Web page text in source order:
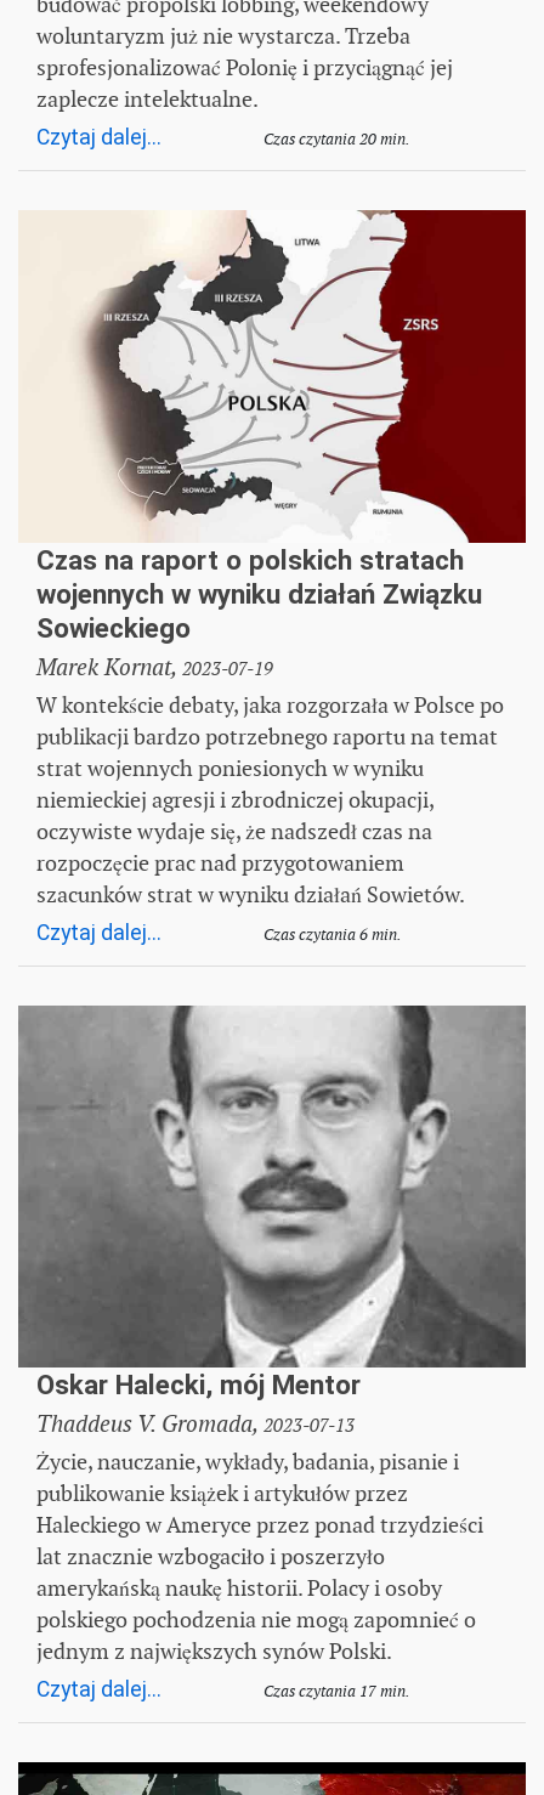
woluntaryzm już nie wystarcza. Trzeba
sprofesjonalizować Polonię i przyciągnąć jej
zaplecze intelektualne.
Czytaj dalej... Czas czytania 20 min.
Czas na raport o polskich stratach
wojennych w wyniku działań Związku
Sowieckiego
Marek Kornat, 2023-07-19
W kontekście debaty, jaka rozgorzała w Polsce po
publikacji bardzo potrzebnego raportu na temat
strat wojennych poniesionych w wyniku
niemieckiej agresji i zbrodniczej okupacji,
oczywiste wydaje się, że nadszedł czas na
rozpoczęcie prac nad przygotowaniem
szacunków strat w wyniku działań Sowietów.
Czytaj dalej... Czas czytania 6 min.
Oskar Halecki, mój Mentor
Thaddeus V. Gromada, 2023-07-13
Życie, nauczanie, wykłady, badania, pisanie i
publikowanie książek i artykułów przez
Haleckiego w Ameryce przez ponad trzydzieści
lat znacznie wzbogaciło i poszerzyło
amerykańską naukę historii. Polacy i osoby
polskiego pochodzenia nie mogą zapomnieć o
jednym z największych synów Polski.
Czytaj dalej... Czas czytania 17 min.